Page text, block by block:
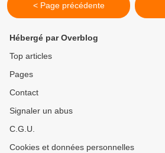
< Page précédente
Hébergé par Overblog
Top articles
Pages
Contact
Signaler un abus
C.G.U.
Cookies et données personnelles